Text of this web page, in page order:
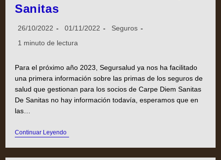
Sanitas
26/10/2022 01/11/2022
Seguros
1 minuto de lectura
Para el próximo año 2023, Segursalud ya nos ha facilitado
una primera información sobre las primas de los seguros de
salud que gestionan para los socios de Carpe Diem Sanitas
De Sanitas no hay información todavía, esperamos que en
las…
Continuar Leyendo